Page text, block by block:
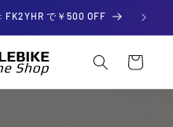
で￥500 OFF
r
t